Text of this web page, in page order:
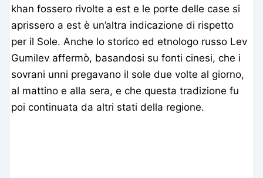
khan fossero rivolte a est e le porte delle case si
aprissero a est è un’altra indicazione di rispetto
per il Sole. Anche lo storico ed etnologo russo Lev
Gumilev affermò, basandosi su fonti cinesi, che i
sovrani unni pregavano il sole due volte al giorno,
al mattino e alla sera, e che questa tradizione fu
poi continuata da altri stati della regione.